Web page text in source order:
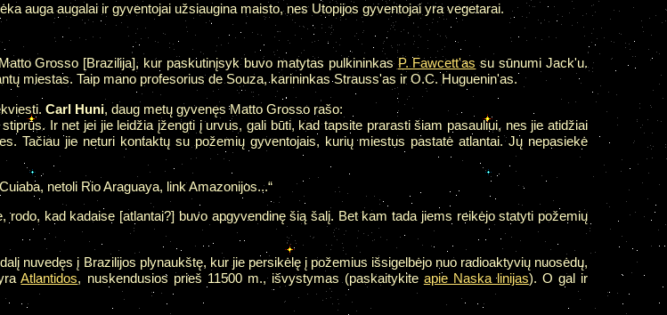
auga augalai ir gyventojai užsiaugina maisto, nes Utopijos gyventojai yra vegetarai.
Grosso [Brazilija], kur paskutinįsyk buvo matytas pulkininkasP. Fawcett'as su sūnumi Jack'u.
miestas. Taip mano profesorius de Souza, karininkas Strauss'as ir O.C. Huguenin'as.
Carl Huni, daug metų gyvenęs Matto Grosso rašo:
Ir net jei jie leidžia įžengti į urvus, gali būti, kad tapsite prarasti šiam pasauliui, nes jie atidžiai
Tačiau jie neturi kontaktų su požemių gyventojais, kurių miestus pastatė atlantai. Jų nepasiekė
netoli Rio Araguaya, link Amazonijos...“
kad kadaise [atlantai?] buvo apgyvendinę šią šalį. Bet kam tada jiems reikėjo statyti požemių
nuvedęs į Brazilijos plynaukštę, kur jie persikėlę į požemius išsigelbėjo nuo radioaktyvių nuosėdų,
Atlantidos, nuskendusios prieš 11500 m., išvystymas (paskaitykite apie Naska linijas). O gal ir